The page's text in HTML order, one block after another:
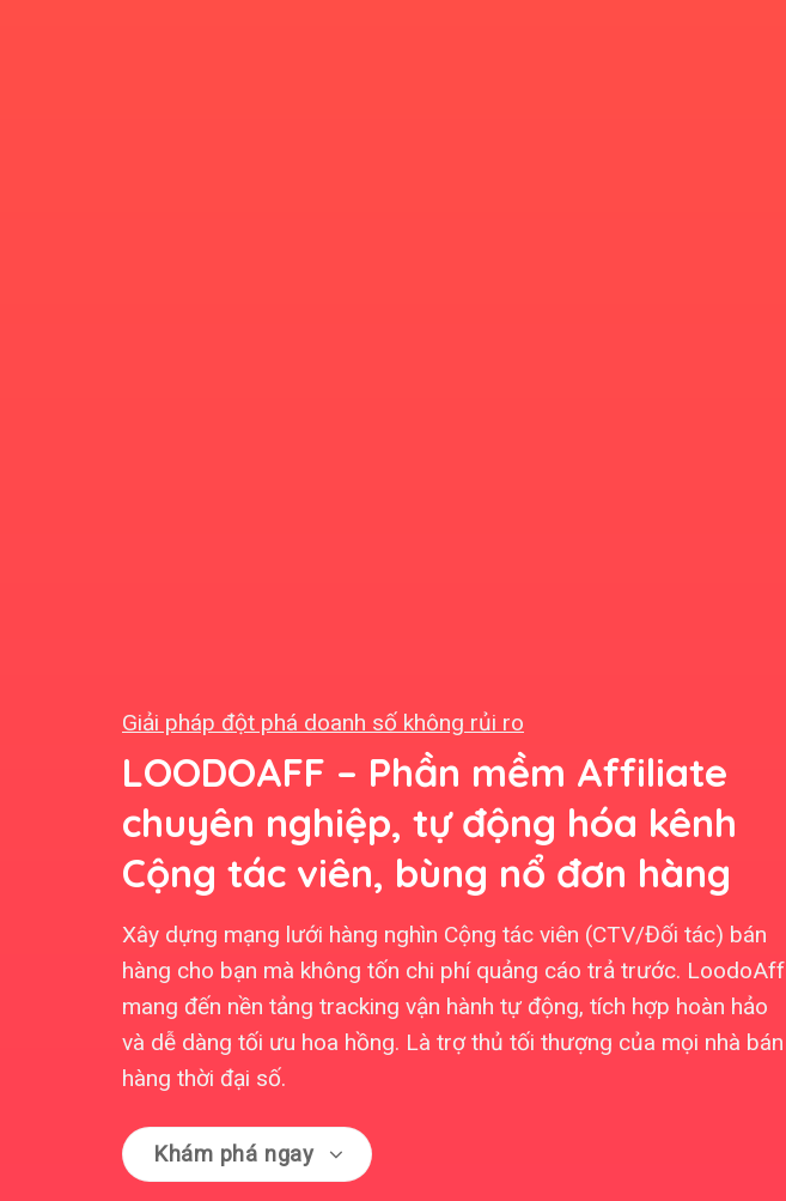
Giải pháp đột phá doanh số không rủi ro
LOODOAFF – Phần mềm Affiliate
chuyên nghiệp, tự động hóa kênh
Cộng tác viên, bùng nổ đơn hàng
Xây dựng mạng lưới hàng nghìn Cộng tác viên (CTV/Đối tác) bán
hàng cho bạn mà không tốn chi phí quảng cáo trả trước. LoodoAff
mang đến nền tảng tracking vận hành tự động, tích hợp hoàn hảo
và dễ dàng tối ưu hoa hồng. Là trợ thủ tối thượng của mọi nhà bán
hàng thời đại số.
Khám phá ngay